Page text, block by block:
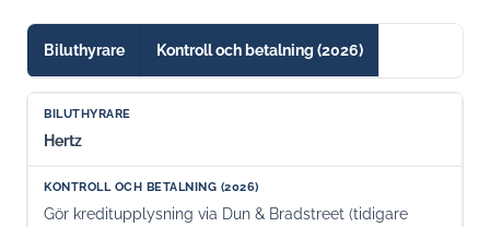
Biluthyrare Kontroll och betalning (2026)
Hertz
Gör kreditupplysning via Dun & Bradstreet (tidigare